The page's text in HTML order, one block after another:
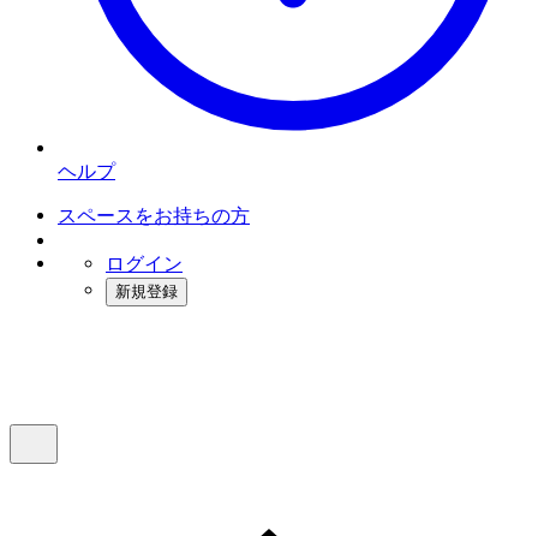
ヘルプ
スペースをお持ちの方
ログイン
新規登録